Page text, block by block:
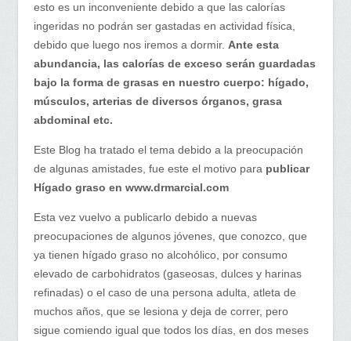
esto es un inconveniente debido a que las calorías
ingeridas no podrán ser gastadas en actividad física,
debido que luego nos iremos a dormir. Ante esta
abundancia, las calorías de exceso serán guardadas
bajo la forma de grasas en nuestro cuerpo: hígado,
músculos, arterias de diversos órganos, grasa
abdominal etc.
Este Blog ha tratado el tema debido a la preocupación
de algunas amistades, fue este el motivo para publicar
Hígado graso en www.drmarcial.com
Esta vez vuelvo a publicarlo debido a nuevas
preocupaciones de algunos jóvenes, que conozco, que
ya tienen hígado graso no alcohólico, por consumo
elevado de carbohidratos (gaseosas, dulces y harinas
refinadas) o el caso de una persona adulta, atleta de
muchos años, que se lesiona y deja de correr, pero
sigue comiendo igual que todos los días, en dos meses